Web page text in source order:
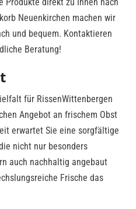
Neuenkirchen machen wir
und bequem. Kontaktieren
Beratung!
für RissenWittenbergen
Angebot an frischem Obst
erwartet Sie eine sorgfältige
nicht nur besonders
auch nachhaltig angebaut
Frische das